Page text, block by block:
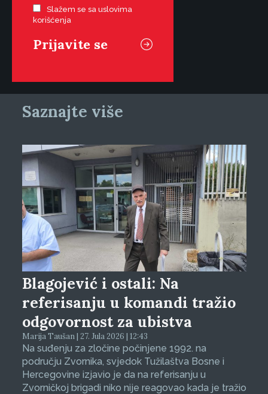
Slažem se sa uslovima
korišćenja
Saznajte više
Blagojević i ostali: Na
referisanju u komandi tražio
odgovornost za ubistva
Marija Taušan | 27. Jula 2026 | 12:43
Na suđenju za zločine počinjene 1992. na
području Zvornika, svjedok Tužilaštva Bosne i
Hercegovine izjavio je da na referisanju u
Zvorničkoj brigadi niko nije reagovao kada je tražio